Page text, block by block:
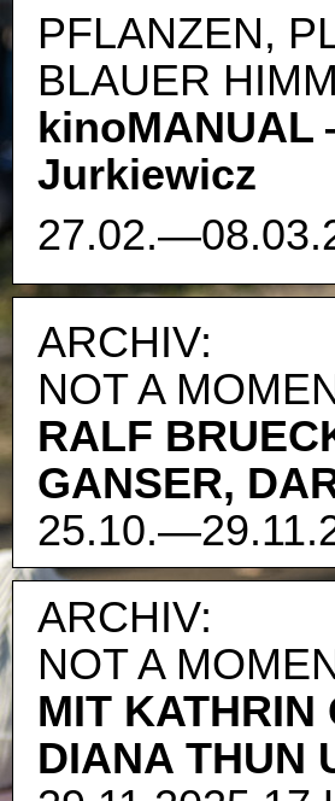
PFLANZEN,
BLAUER
Jurkiewicz
ARCHIV:
NOT A
RALF
GANSER,
ARCHIV:
NOT A
MIT KATHRIN
DIANA THUN